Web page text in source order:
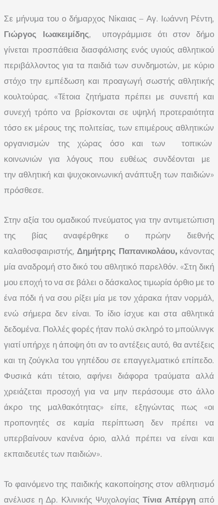
Σε μήνυμα του ο δήμαρχος Νίκαιας – Αγ. Ιωάννη Ρέντη,
Γιώργος Ιωακειμίδης, υπογράμμισε ότι στον δήμο
γίνεται προσπάθεια διασφάλισης ενός υγιούς αθλητικού
περιβάλλοντος για τα παιδιά των συνδημοτών, με κύριο
στόχο την εμπέδωση και προαγωγή σωστής αθλητικής
κουλτούρας. «Τέτοια ζητήματα πρέπει με συνεπή και
συνεχή τρόπο να βρίσκονται σε υψηλή προτεραιότητα
τόσο εκ μέρους της πολιτείας, των επιμέρους αθλητικών
οργανισμών της χώρας όσο και των τοπικών
κοινωνιών για λόγους που ευθέως συνδέονται με
την αθλητική και ψυχοκοινωνική ανάπτυξη των παιδιών»
πρόσθεσε.
Στην αξία του ομαδικού́ πνεύματος για την αντιμετώπιση
της βίας αναφέρθηκε ο πρώην διεθνής
καλαθοσφαιριστής, Δημήτρης Παπανικολάου, κάνοντας
μία αναδρομή στο δικό του αθλητικό παρελθόν. «Στη δική
μου εποχή το να σε βάλει ο δάσκαλος τιμωρία όρθιο με το
ένα πόδι ή να σου ρίξει μία με τον χάρακα ήταν νορμάλ,
ενώ σήμερα δεν είναι. Το ίδιο ίσχυε και στα αθλητικά
δεδομένα. Πολλές φορές ήταν πολύ σκληρό το μπούλινγκ
γιατί υπήρχε η άποψη ότι αν το αντέξεις αυτό, θα αντέξεις
και τη ζούγκλα του γηπέδου σε επαγγελματικό επίπεδο.
Φυσικά κάτι τέτοιο, αφήνει διάφορα τραύματα αλλά
χρειάζεται προσοχή για να μην περάσουμε στο άλλο
άκρο της μαλθακότητας» είπε, εξηγώντας πως «οι
προπονητές σε καμία περίπτωση δεν πρέπει να
υπερβαίνουν κανένα όριο, αλλά πρέπει να είναι και
εκπαιδευτές των παιδιών».
Το φαινόμενο της παιδικής κακοποίησης στον αθλητισμό́
ανέλυσε η Δρ. Κλινικής Ψυχολογίας Τίνια Απέργη από